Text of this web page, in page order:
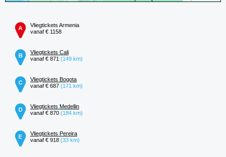
Vliegtickets Armenia
vanaf € 1158
Vliegtickets Cali
vanaf € 871 (149 km)
Vliegtickets Bogota
vanaf € 687 (171 km)
Vliegtickets Medellin
vanaf € 870 (184 km)
Vliegtickets Pereira
vanaf € 918 (33 km)